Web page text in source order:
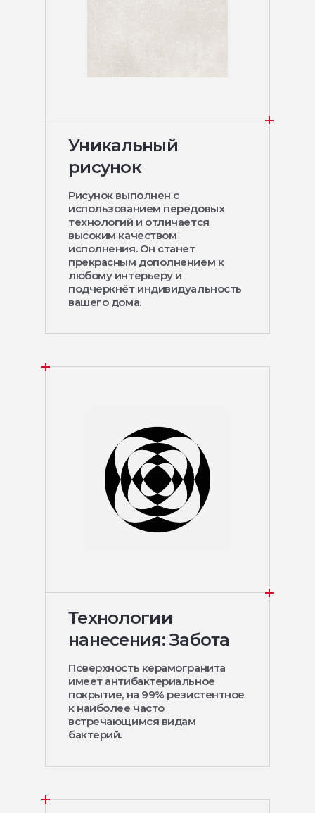
Уникальный
рисунок
Рисунок выполнен с
использованием передовых
технологий и отличается
высоким качеством
исполнения. Он станет
прекрасным дополнением к
любому интерьеру и
подчеркнёт индивидуальность
вашего дома.
Технологии
нанесения: Забота
Поверхность керамогранита
имеет антибактериальное
покрытие, на 99% резистентное
к наиболее часто
встречающимся видам
бактерий.